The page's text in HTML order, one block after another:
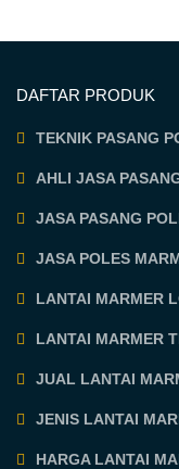
DAFTAR PRODUK
TEKNIK PASANG
AHLI JASA
JASA PASANG
JASA POLES
LANTAI MARMER
LANTAI MARMER
JUAL LANTAI
JENIS LANTAI
HARGA LANTAI